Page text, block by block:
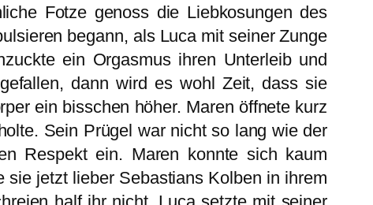
Fotze genoss die Liebkosungen des
begann, als Luca mit seiner Zunge
ein Orgasmus ihren Unterleib und
dann wird es wohl Zeit, dass sie
ein bisschen höher. Maren öffnete kurz
Sein Prügel war nicht so lang wie der
Respekt ein. Maren konnte sich kaum
jetzt lieber Sebastians Kolben in ihrem